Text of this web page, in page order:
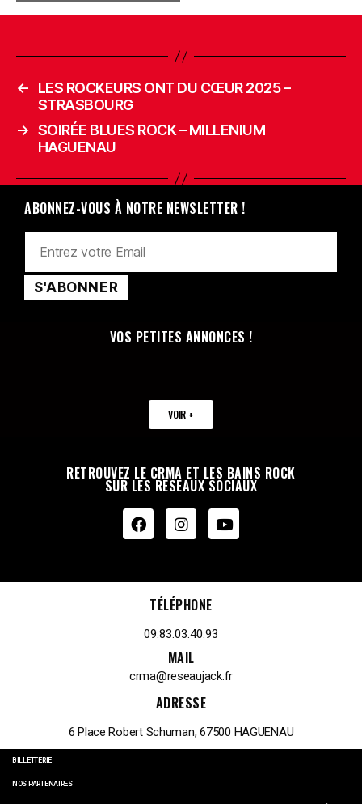
←
LES ROCKEURS ONT DU CŒUR 2025 –
STRASBOURG
→ SOIRÉE BLUES ROCK – MILLENIUM
HAGUENAU
ABONNEZ-VOUS À NOTRE NEWSLETTER !
VOS PETITES ANNONCES !
VOIR +
RETROUVEZ LE CRMA ET LES BAINS ROCK
SUR LES RÉSEAUX SOCIAUX
TÉLÉPHONE
09.83.03.40.93
MAIL
crma@reseaujack.fr
ADRESSE
6 Place Robert Schuman, 67500 HAGUENAU
BILLETTERIE
NOS PARTENAIRES